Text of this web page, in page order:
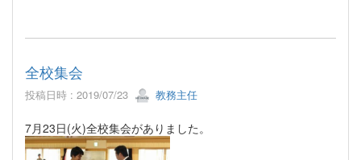
全校集会
投稿日時 : 2019/07/23 教務主任
7月23日(火)全校集会がありました。